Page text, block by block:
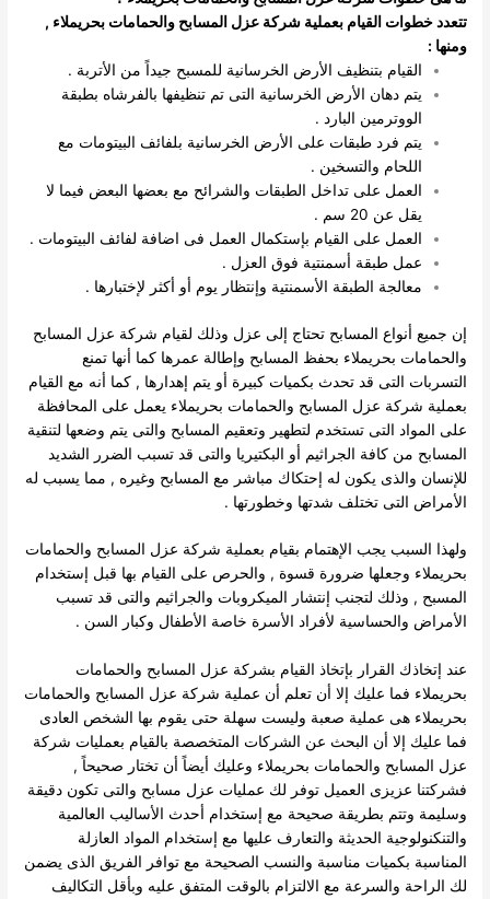
تتعدد خطوات القيام بعملية شركة عزل المسابح والحمامات بحريملاء ,
ومنها :
القيام بتنظيف الأرض الخرسانية للمسبح جيداً من الأتربة .
يتم دهان الأرض الخرسانية التى تم تنظيفها بالفرشاه بطبقة
الووترمين البارد .
يتم فرد طبقات على الأرض الخرسانية بلفائف البيتومات مع
اللحام والتسخين .
العمل على تداخل الطبقات والشرائح مع بعضها البعض فيما لا
يقل عن 20 سم .
العمل على القيام بإستكمال العمل فى اضافة لفائف البيتومات .
عمل طبقة أسمنتية فوق العزل .
معالجة الطبقة الأسمنتية وإنتظار يوم أو أكثر لإختبارها .
إن جميع أنواع المسابح تحتاج إلى عزل وذلك لقيام شركة عزل المسابح
والحمامات بحريملاء بحفظ المسابح وإطالة عمرها كما أنها تمنع
التسربات التى قد تحدث بكميات كبيرة أو يتم إهدارها , كما أنه مع القيام
بعملية شركة عزل المسابح والحمامات بحريملاء يعمل على المحافظة
على المواد التى تستخدم لتطهير وتعقيم المسابح والتى يتم وضعها لتنقية
المسابح من كافة الجراثيم أو البكتيريا والتى قد تسبب الضرر الشديد
للإنسان والذى يكون له إحتكاك مباشر مع المسابح وغيره , مما يسبب له
الأمراض التى تختلف شدتها وخطورتها .
ولهذا السبب يجب الإهتمام بقيام بعملية شركة عزل المسابح والحمامات
بحريملاء وجعلها ضرورة قسوة , والحرص على القيام بها قبل إستخدام
المسبح , وذلك لتجنب إنتشار الميكروبات والجراثيم والتى قد تسبب
الأمراض والحساسية لأفراد الأسرة خاصة الأطفال وكبار السن .
عند إتخاذك القرار بإتخاذ القيام بشركة عزل المسابح والحمامات
بحريملاء فما عليك إلا أن تعلم أن عملية شركة عزل المسابح والحمامات
بحريملاء هى عملية صعبة وليست سهلة حتى يقوم بها الشخص العادى
فما عليك إلا أن البحث عن الشركات المتخصصة بالقيام بعمليات شركة
عزل المسابح والحمامات بحريملاء وعليك أيضاً أن تختار صحيحاً ,
فشركتنا عزيزى العميل توفر لك عمليات عزل مسابح والتى تكون دقيقة
وسليمة وتتم بطريقة صحيحة مع إستخدام أحدث الأساليب العالمية
والتنكنولوجية الحديثة والتعارف عليها مع إستخدام المواد العازلة
المناسبة بكميات مناسبة والنسب الصحيحة مع توافر الفريق الذى يضمن
لك الراحة والسرعة مع الالتزام بالوقت المتفق عليه وبأقل التكاليف